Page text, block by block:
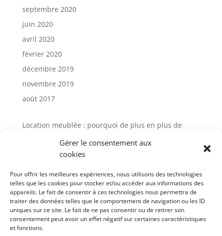
Gérer le consentement aux
cookies
Pour offrir les meilleures expériences, nous utilisons des technologies
telles que les cookies pour stocker et/ou accéder aux informations des
appareils. Le fait de consentir à ces technologies nous permettra de
traiter des données telles que le comportement de navigation ou les ID
uniques sur ce site. Le fait de ne pas consentir ou de retirer son
consentement peut avoir un effet négatif sur certaines caractéristiques
et fonctions.
septembre 2020
juin 2020
avril 2020
février 2020
décembre 2019
novembre 2019
août 2017
Location meublée : pourquoi de plus en plus de
Avis Cocktail Scandinave : comment
l’expérience d’achat mobilier
Gestion locative meublée à Paris : avis et solutions
pour sécuriser votre investissement
Gestion de meuble en entreprise : un levier
stratégique sous-estimé